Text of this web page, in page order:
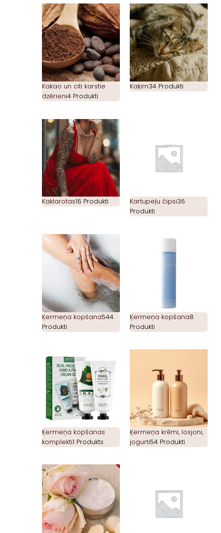
Kakao un citi karstie
dzērieni4 Produkti
Kaķim34 Produkti
Kaklarotas16 Produkti Kartupeļu čipsi36
Produkti
Ķermeņa kopšana544
Produkti
Ķermeņa kopšana8
Produkti
Ķermeņa kopšanas
komplekti1 Produkts
Ķermeņa krēmi, losjoni,
jogurti54 Produkti